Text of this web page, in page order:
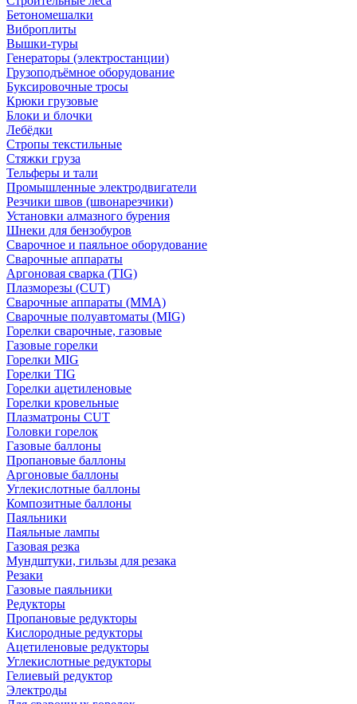
Бетономешалки
Виброплиты
Вышки-туры
Генераторы (электростанции)
Грузоподъёмное оборудование
Буксировочные тросы
Крюки грузовые
Блоки и блочки
Лебёдки
Стропы текстильные
Стяжки груза
Тельферы и тали
Промышленные электродвигатели
Резчики швов (швонарезчики)
Установки алмазного бурения
Шнеки для бензобуров
Сварочное и паяльное оборудование
Сварочные аппараты
Аргоновая сварка (TIG)
Плазморезы (CUT)
Сварочные аппараты (MMA)
Сварочные полуавтоматы (MIG)
Горелки сварочные, газовые
Газовые горелки
Горелки MIG
Горелки TIG
Горелки ацетиленовые
Горелки кровельные
Плазматроны CUT
Головки горелок
Газовые баллоны
Пропановые баллоны
Аргоновые баллоны
Углекислотные баллоны
Композитные баллоны
Паяльники
Паяльные лампы
Газовая резка
Мундштуки, гильзы для резака
Резаки
Газовые паяльники
Редукторы
Пропановые редукторы
Кислородные редукторы
Ацетиленовые редукторы
Углекислотные редукторы
Гелиевый редуктор
Электроды